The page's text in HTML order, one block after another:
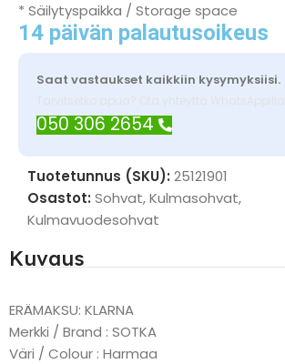
* Säilytyspaikka / Storage space
14 päivän palautusoikeus
Saat vastaukset kaikkiin kysymyksiisi.
Tarvitsetko apua? Ota yhteyttä WhatsAppilla
050 306 2654
Tuotetunnus (SKU): 25121901
Osastot: Sohvat,Kulmasohvat,
Kulmavuodesohvat
Kuvaus
ERÄMAKSU: KLARNA
Merkki / Brand : SOTKA
Väri / Colour : Harmaa